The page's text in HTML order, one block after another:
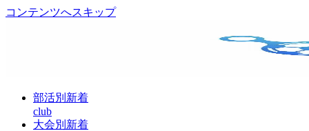
コンテンツへスキップ
部活別新着
club
大会別新着